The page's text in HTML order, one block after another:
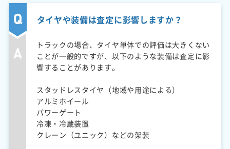
タイヤや装備は査定に影響しますか？
トラックの場合、タイヤ単体での評価は大きくない
ことが一般的ですが、以下のような装備は査定に影
響することがあります。
スタッドレスタイヤ（地域や用途による）
アルミホイール
パワーゲート
冷凍・冷蔵装置
クレーン（ユニック）などの架装